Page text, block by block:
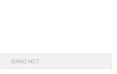
ĐANG HOT